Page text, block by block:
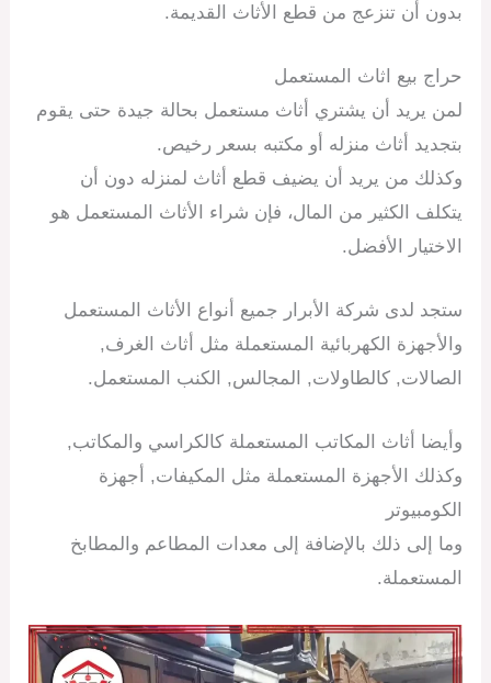
بدون أن تنزعج من قطع الأثاث القديمة.
حراج بيع اثاث المستعمل
لمن يريد أن يشتري أثاث مستعمل بحالة جيدة حتى يقوم
بتجديد أثاث منزله أو مكتبه بسعر رخيص.
وكذلك من يريد أن يضيف قطع أثاث لمنزله دون أن
يتكلف الكثير من المال، فإن شراء الأثاث المستعمل هو
الاختيار الأفضل.
ستجد لدى شركة الأبرار جميع أنواع الأثاث المستعمل
والأجهزة الكهربائية المستعملة مثل أثاث الغرف,
الصالات, كالطاولات, المجالس, الكنب المستعمل.
وأيضا أثاث المكاتب المستعملة كالكراسي والمكاتب,
وكذلك الأجهزة المستعملة مثل المكيفات, أجهزة
الكومبيوتر
وما إلى ذلك بالإضافة إلى معدات المطاعم والمطابخ
المستعملة.